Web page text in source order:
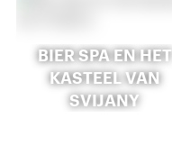
BIER SPA EN HET
KASTEEL VAN
SVIJANY